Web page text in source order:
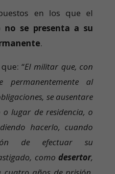
en los que el
no se presenta a su
.
“El militar que, con
permanentemente al
se ausentare
lugar de residencia, o
hacerlo, cuando
de efectuar su
como desertor,